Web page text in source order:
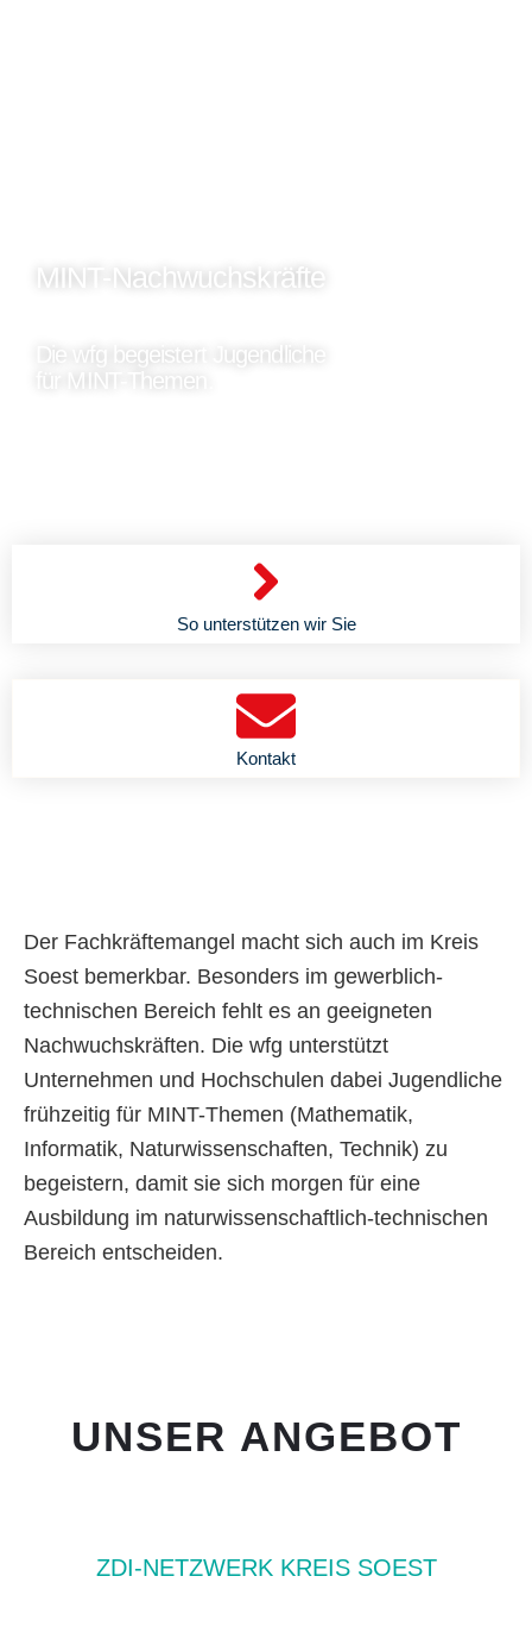
MINT-Nachwuchskräfte
Die wfg begeistert Jugendliche
für MINT-Themen.
So unterstützen wir Sie
Kontakt
Der Fachkräftemangel macht sich auch im Kreis
Soest bemerkbar. Besonders im gewerblich-
technischen Bereich fehlt es an geeigneten
Nachwuchskräften. Die wfg unterstützt
Unternehmen und Hochschulen dabei Jugendliche
frühzeitig für MINT-Themen (Mathematik,
Informatik, Naturwissenschaften, Technik) zu
begeistern, damit sie sich morgen für eine
Ausbildung im naturwissenschaftlich-technischen
Bereich entscheiden.
UNSER ANGEBOT
ZDI-NETZWERK KREIS SOEST